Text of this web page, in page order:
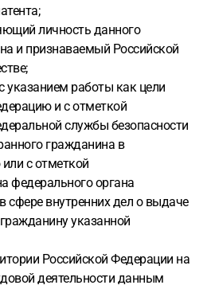
личность данного
и признаваемый Российской
указанием работы как цели
и с отметкой
службы безопасности
гражданина в
с отметкой
федерального органа
сфере внутренних дел о выдаче
указанной
Российской Федерации на
деятельности данным